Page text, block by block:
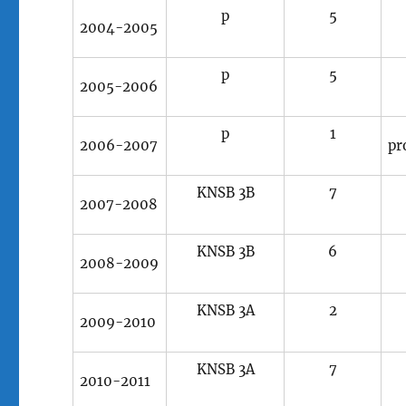
2004-2005
p 5
2005-2006
p 5
2006-2007
p 1
2007-2008
KNSB 3B 7
2008-2009
KNSB 3B 6
2009-2010
KNSB 3A 2
2010-2011
KNSB 3A 7